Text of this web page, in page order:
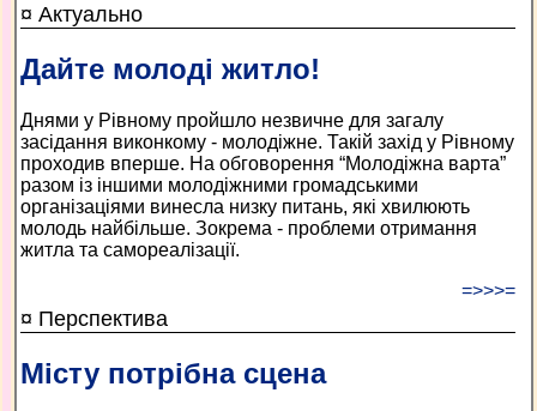
¤ Актуально
Дайте молоді житло!
Днями у Рівному пройшло незвичне для загалу
засідання виконкому - молодіжне. Такій захід у Рівному
проходив вперше. На обговорення “Молодіжна варта”
разом із іншими молодіжними громадськими
організаціями винесла низку питань, які хвилюють
молодь найбільше. Зокрема - проблеми отримання
житла та самореалізації.
=>>>=
¤ Перспектива
Місту потрібна сцена